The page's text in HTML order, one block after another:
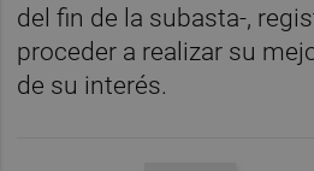
del fin de la subasta-,
proceder a realizar su
de su interés.